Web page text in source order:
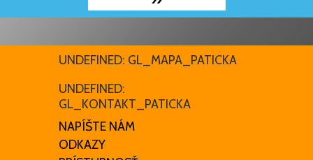
UNDEFINED: GL_MAPA_PATICKA
UNDEFINED:
GL_KONTAKT_PATICKA
NAPÍŠTE NÁM
ODKAZY